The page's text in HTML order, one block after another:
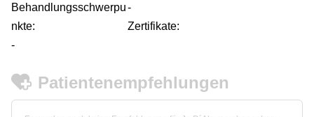
Behandlungsschwerpu
nkte:
-
Zertifikate:
-
Patientenempfehlungen